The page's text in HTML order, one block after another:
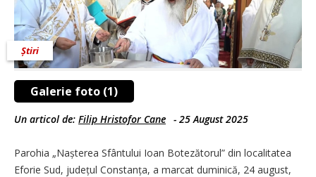
Galerie foto (1)
Știri
Un articol de: Filip Hristofor Cane - 25 August 2025
Parohia „Nașterea Sfântului Ioan Botezătorul” din localitatea
Eforie Sud, județul Constanța, a marcat duminică, 24 august,